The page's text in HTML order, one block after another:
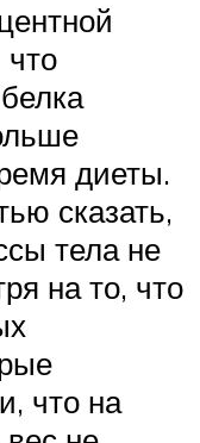
что
диеты.
сказать,
тела не
на то, что
что на